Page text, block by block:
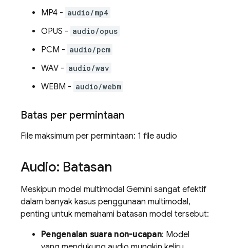
MP4 - audio/mp4
OPUS - audio/opus
PCM - audio/pcm
WAV - audio/wav
WEBM - audio/webm
Batas per permintaan
File maksimum per permintaan: 1 file audio
Audio: Batasan
Meskipun model multimodal Gemini sangat efektif
dalam banyak kasus penggunaan multimodal,
penting untuk memahami batasan model tersebut:
Pengenalan suara non-ucapan: Model